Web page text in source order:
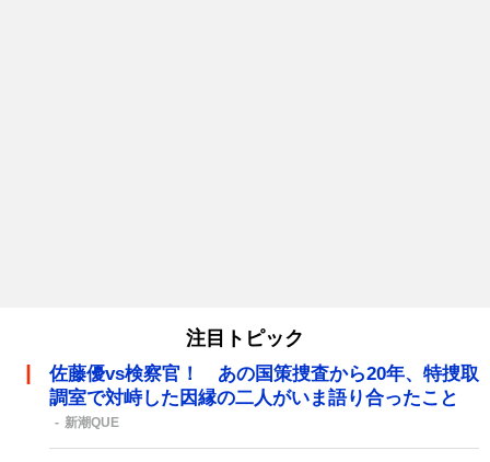
注目トピック
佐藤優vs検察官！ あの国策捜査から20年、特捜取
調室で対峙した因縁の二人がいま語り合ったこと
新潮QUE